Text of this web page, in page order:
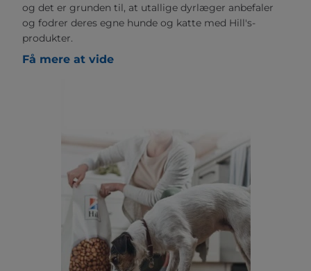
og det er grunden til, at utallige dyrlæger anbefaler
og fodrer deres egne hunde og katte med Hill's-
produkter.
Få mere at vide